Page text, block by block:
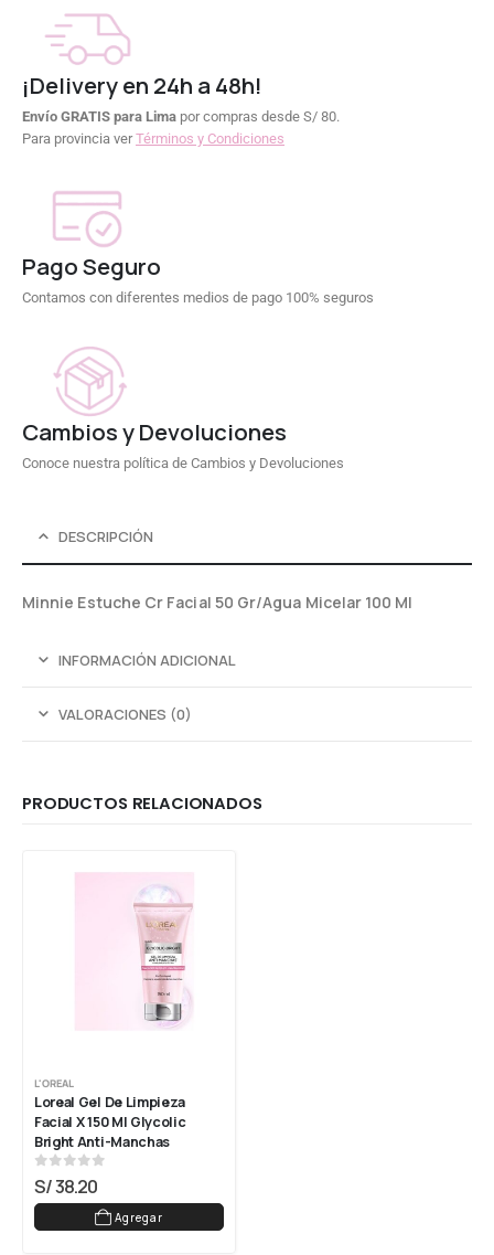
¡Delivery en 24h a 48h!
Envío GRATIS para Lima por compras desde S/ 80.
Para provincia verTérminos y Condiciones
Pago Seguro
Contamos con diferentes medios de pago 100% seguros
Cambios y Devoluciones
Conoce nuestra política de Cambios y Devoluciones
DESCRIPCIÓN
Minnie Estuche Cr Facial 50 Gr/Agua Micelar 100 Ml
INFORMACIÓN ADICIONAL
VALORACIONES (0)
PRODUCTOS RELACIONADOS
L'OREAL
Loreal Gel De Limpieza
Facial X 150 Ml Glycolic
Bright Anti-Manchas
0 out of 5
S/38.20
Agregar